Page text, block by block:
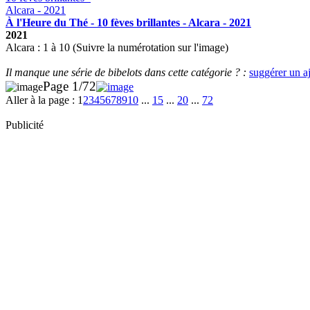
À l'Heure du Thé - 10 fèves brillantes - Alcara - 2021
2021
Alcara : 1 à 10 (Suivre la numérotation sur l'image)
Il manque une série de bibelots dans cette catégorie ? : suggérer un
Page 1/72
Aller à la page : 1 2345678910 ... 15 ... 20 ... 72
Publicité